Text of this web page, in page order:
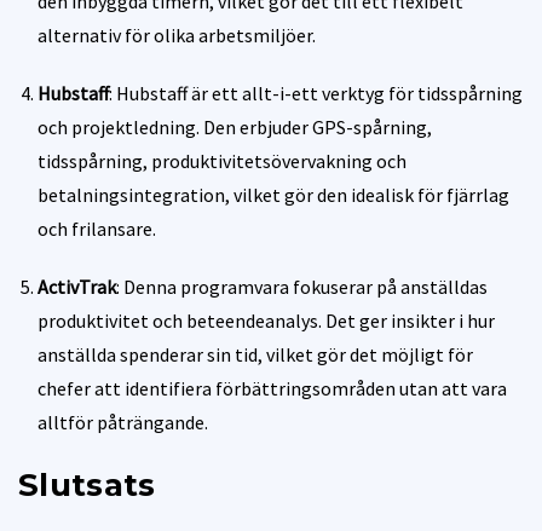
alternativ för olika arbetsmiljöer.
Hubstaff: Hubstaff är ett allt-i-ett verktyg för tidsspårning
och projektledning. Den erbjuder GPS-spårning,
tidsspårning, produktivitetsövervakning och
betalningsintegration, vilket gör den idealisk för fjärrlag
och frilansare.
ActivTrak: Denna programvara fokuserar på anställdas
produktivitet och beteendeanalys. Det ger insikter i hur
anställda spenderar sin tid, vilket gör det möjligt för
chefer att identifiera förbättringsområden utan att vara
alltför påträngande.
Slutsats